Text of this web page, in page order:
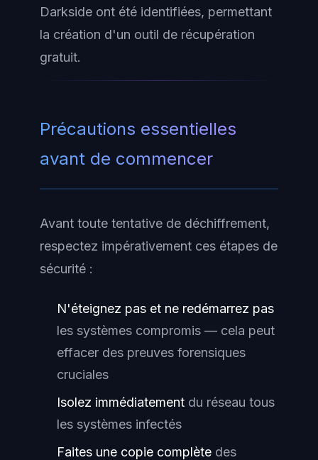
Darkside ont été identifiées, permettant
la création d'un outil de récupération
gratuit.
Précautions essentielles
avant de commencer
Avant toute tentative de déchiffrement,
respectez impérativement ces étapes de
sécurité :
N'éteignez pas et ne redémarrez pas
les systèmes compromis — cela peut
effacer des preuves forensiques
cruciales
Isolez immédiatement du réseau tous
les systèmes infectés
Faites une copie complète des